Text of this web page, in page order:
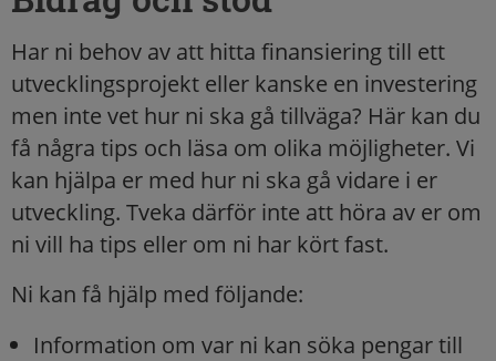
Har ni behov av att hitta finansiering till ett
utvecklingsprojekt eller kanske en investering
men inte vet hur ni ska gå tillväga? Här kan du
få några tips och läsa om olika möjligheter. Vi
kan hjälpa er med hur ni ska gå vidare i er
utveckling. Tveka därför inte att höra av er om
ni vill ha tips eller om ni har kört fast.
Ni kan få hjälp med följande:
Information om var ni kan söka pengar till